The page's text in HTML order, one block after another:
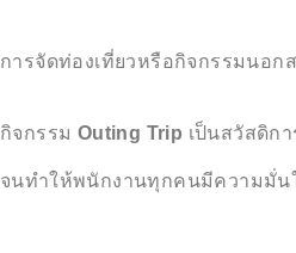
การจัดท่องเที่ยวหรือกิจกรรมนอ
กิจกรรม Outing Trip เป็นสวัสดิก
จนทำให้พนักงานทุกคนมีความมั่น